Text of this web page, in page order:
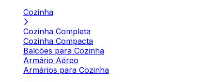
Cozinha
Cozinha Completa
Cozinha Compacta
Balcões para Cozinha
Armário Aéreo
Armários para Cozinha